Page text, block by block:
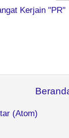
Kerjain "PR"
(Atom)